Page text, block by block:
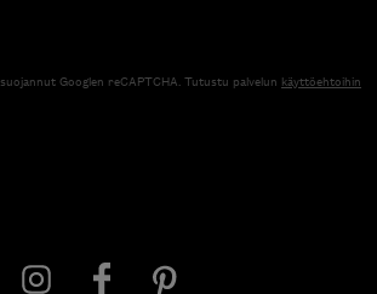
Googlen reCAPTCHA. Tutustu palvelun käyttöehtoihin